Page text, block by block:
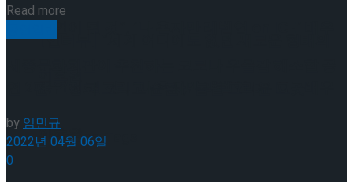
Trending Tags
[인터뷰] “세계 어디에도 없던 새로운 형태의
이호원
Read more
by임민규
2022년 04월 06일
0